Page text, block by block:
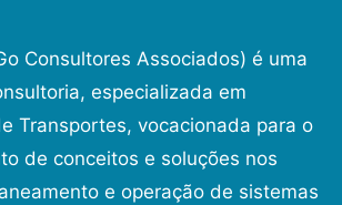
Consultores Associados) é uma
especializada em
Transportes, vocacionada para o
de conceitos e soluções nos
e operação de sistemas